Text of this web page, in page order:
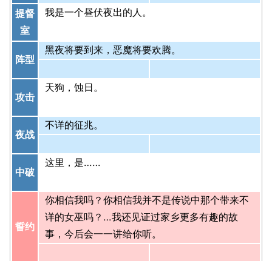
提督
室
我是一个昼伏夜出的人。
阵型
黑夜将要到来，恶魔将要欢腾。
攻击
天狗，蚀日。
夜战
不详的征兆。
中破
这里，是……
誓约
你相信我吗？你相信我并不是传说中那个带来不
详的女巫吗？…我还见证过家乡更多有趣的故
事，今后会一一讲给你听。